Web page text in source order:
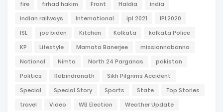
fire firhad hakim Front Haldia
india
indian railways
International ipl 2021
IPL2020
ISL
joe biden Kitchen Kolkata
kolkata Police
KP
Lifestyle Mamata Banerjee
missionnabanna
National
Nimta North 24 Parganas
pakistan
Politics
Rabindranath
Sikh Pilgrims Accident
Special
Special Story Sports State
Top Stories
travel
Video WB Election
Weather Update